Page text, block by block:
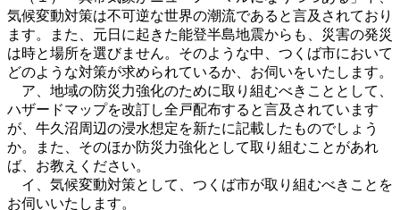
気候変動対策は不可逆な世界の潮流であると言及されており
ます。また、元日に起きた能登半島地震からも、災害の発災
は時と場所を選びません。そのような中、つくば市において
どのような対策が求められているか、お伺いをいたします。
ア、地域の防災力強化のために取り組むべきこととして、
ハザードマップを改訂し全戸配布すると言及されています
が、牛久沼周辺の浸水想定を新たに記載したものでしょう
か。また、そのほか防災力強化として取り組むことがあれ
ば、お教えください。
イ、気候変動対策として、つくば市が取り組むべきことを
お伺いいたします。